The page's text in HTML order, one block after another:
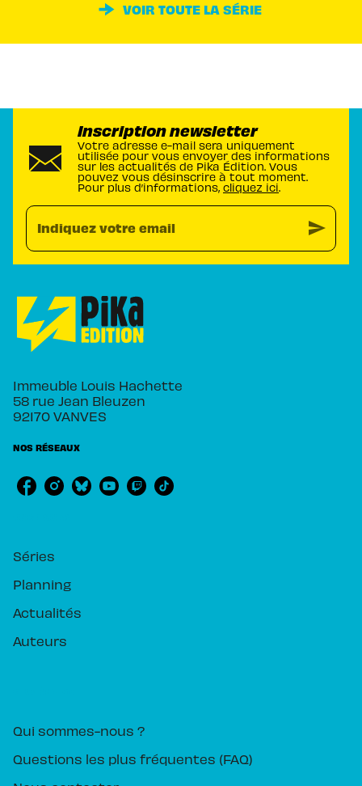
VOIR TOUTE LA SÉRIE
Inscription newsletter
Votre adresse e-mail sera uniquement
utilisée pour vous envoyer des informations
sur les actualités de Pika Édition. Vous
pouvez vous désinscrire à tout moment.
Pour plus d’informations, cliquez ici.
Indiquez votre email send
Immeuble Louis Hachette
58 rue Jean Bleuzen
92170 VANVES
NOS RÉSEAUX
Séries
Planning
Actualités
Auteurs
Qui sommes-nous ?
Questions les plus fréquentes (FAQ)